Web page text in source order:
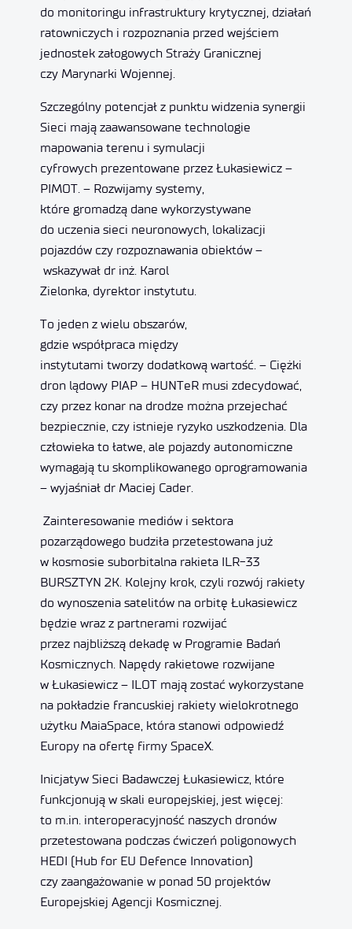
do monitoringu infrastruktury krytycznej, działań
ratowniczych i rozpoznania przed wejściem
jednostek załogowych Straży Granicznej
czy Marynarki Wojennej.
Szczególny potencjał z punktu widzenia synergii
Sieci mają zaawansowane technologie
mapowania terenu i symulacji
cyfrowych prezentowane przez Łukasiewicz –
PIMOT. – Rozwijamy systemy,
które gromadzą dane wykorzystywane
do uczenia sieci neuronowych, lokalizacji
pojazdów czy rozpoznawania obiektów –
wskazywał dr inż. Karol
Zielonka, dyrektor instytutu.
To jeden z wielu obszarów,
gdzie współpraca między
instytutami tworzy dodatkową wartość. – Ciężki
dron lądowy PIAP – HUNTeR musi zdecydować,
czy przez konar na drodze można przejechać
bezpiecznie, czy istnieje ryzyko uszkodzenia. Dla
człowieka to łatwe, ale pojazdy autonomiczne
wymagają tu skomplikowanego oprogramowania
– wyjaśniał dr Maciej Cader.
Zainteresowanie mediów i sektora
pozarządowego budziła przetestowana już
w kosmosie suborbitalna rakieta ILR-33
BURSZTYN 2K. Kolejny krok, czyli rozwój rakiety
do wynoszenia satelitów na orbitę Łukasiewicz
będzie wraz z partnerami rozwijać
przez najbliższą dekadę w Programie Badań
Kosmicznych. Napędy rakietowe rozwijane
w Łukasiewicz – ILOT mają zostać wykorzystane
na pokładzie francuskiej rakiety wielokrotnego
użytku MaiaSpace, która stanowi odpowiedź
Europy na ofertę firmy SpaceX.
Inicjatyw Sieci Badawczej Łukasiewicz, które
funkcjonują w skali europejskiej, jest więcej:
to m.in. interoperacyjność naszych dronów
przetestowana podczas ćwiczeń poligonowych
HEDI (Hub for EU Defence Innovation)
czy zaangażowanie w ponad 50 projektów
Europejskiej Agencji Kosmicznej.